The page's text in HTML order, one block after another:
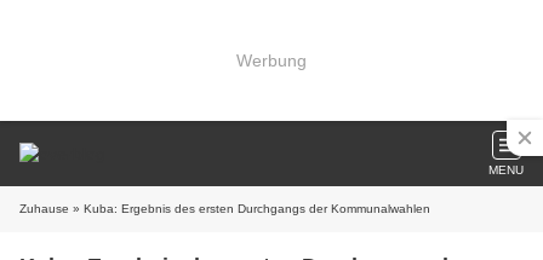
Werbung
MENU
Zuhause » Kuba: Ergebnis des ersten Durchgangs der Kommunalwahlen